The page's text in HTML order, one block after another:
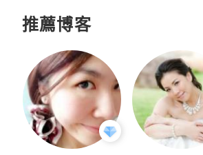
推薦博客